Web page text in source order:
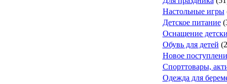
Настольные игры
Детское питание
Оснащение
Обувь для детей
Новое
Спорттовары,
Одежда для